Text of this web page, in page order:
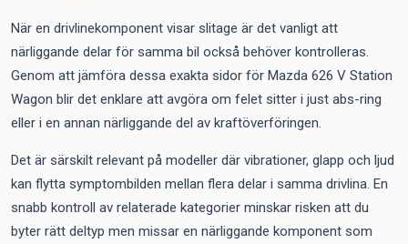
När en drivlinekomponent visar slitage är det vanligt att
närliggande delar för samma bil också behöver kontrolleras.
Genom att jämföra dessa exakta sidor för Mazda 626 V Station
Wagon blir det enklare att avgöra om felet sitter i just abs-ring
eller i en annan närliggande del av kraftöverföringen.
Det är särskilt relevant på modeller där vibrationer, glapp och ljud
kan flytta symptombilden mellan flera delar i samma drivlina. En
snabb kontroll av relaterade kategorier minskar risken att du
byter rätt deltyp men missar en närliggande komponent som